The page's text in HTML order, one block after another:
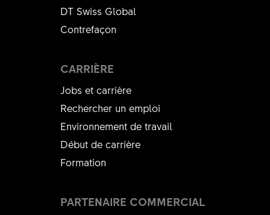
DT Swiss Global
Contrefaçon
CARRIÈRE
Jobs et carrière
Rechercher un emploi
Environnement de travail
Début de carrière
Formation
PARTENAIRE COMMERCIAL